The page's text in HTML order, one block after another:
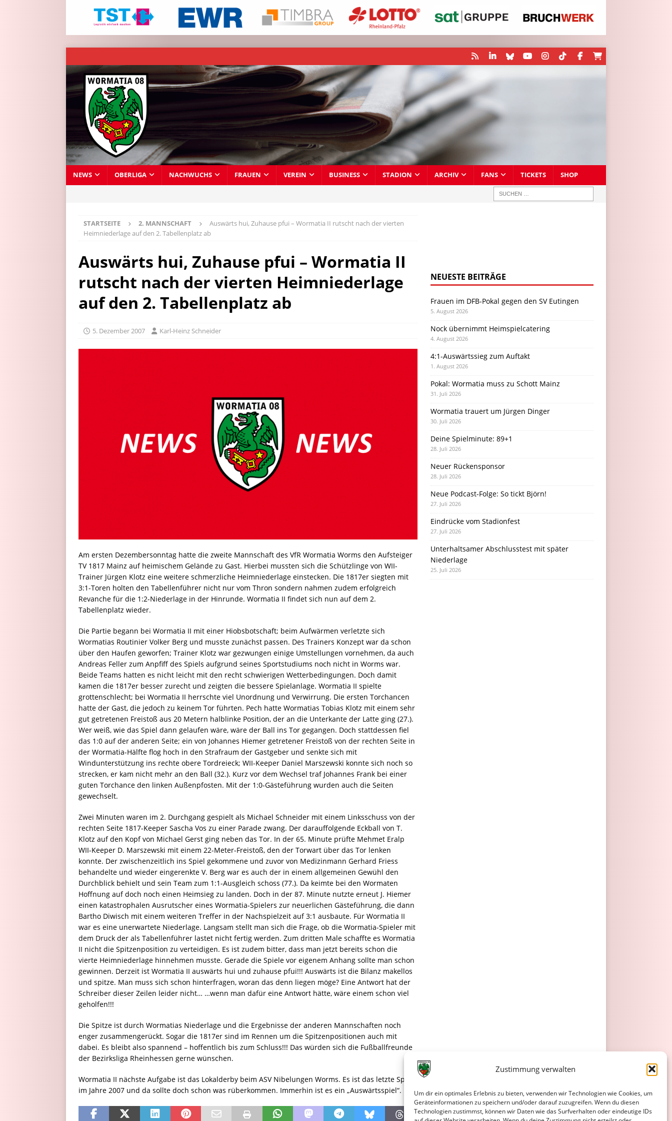
Zustimmung verwalten
Um dir ein optimales Erlebnis zu bieten, verwenden wir Technologien wie Cookies, um
Geräteinformationen zu speichern und/oder darauf zuzugreifen. Wenn du diesen
Technologien zustimmst, können wir Daten wie das Surfverhalten oder eindeutige IDs
NEWS OBERLIGA NACHWUCHS FRAUEN VEREIN BUSINESS STADION ARCHIV FANS TICKETS SHOP
STARTSEITE 2. MANNSCHAFT
Auswärts hui, Zuhause pfui – Wormatia II rutscht nach der vierten
Heimniederlage auf den 2. Tabellenplatz ab
Auswärts hui, Zuhause pfui – Wormatia II
rutscht nach der vierten Heimniederlage
auf den 2. Tabellenplatz ab
5. Dezember 2007 Karl-Heinz Schneider
Am ersten Dezembersonntag hatte die zweite Mannschaft des VfR Wormatia Worms den Aufsteiger
TV 1817 Mainz auf heimischem Gelände zu Gast. Hierbei mussten sich die Schützlinge von WII-
Trainer Jürgen Klotz eine weitere schmerzliche Heimniederlage einstecken. Die 1817er siegten mit
3:1-Toren holten den Tabellenführer nicht nur vom Thron sondern nahmen zudem erfolgreich
Revanche für die 1:2-Niederlage in der Hinrunde. Wormatia II findet sich nun auf dem 2.
Tabellenplatz wieder.
Die Partie begann bei Wormatia II mit einer Hiobsbotschaft; beim Aufwärmen verletzte sich
Wormatias Routinier Volker Berg und musste zunächst passen. Des Trainers Konzept war da schon
über den Haufen geworfen; Trainer Klotz war gezwungen einige Umstellungen vornehmen, da auch
Andreas Feller zum Anpfiff des Spiels aufgrund seines Sportstudiums noch nicht in Worms war.
Beide Teams hatten es nicht leicht mit den recht schwierigen Wetterbedingungen. Doch damit
kamen die 1817er besser zurecht und zeigten die bessere Spielanlage. Wormatia II spielte
grottenschlecht; bei Wormatia II herrschte viel Unordnung und Verwirrung. Die ersten Torchancen
hatte der Gast, die jedoch zu keinem Tor führten. Pech hatte Wormatias Tobias Klotz mit einem sehr
gut getretenen Freistoß aus 20 Metern halblinke Position, der an die Unterkante der Latte ging (27.).
Wer weiß, wie das Spiel dann gelaufen wäre, wäre der Ball ins Tor gegangen. Doch stattdessen fiel
das 1:0 auf der anderen Seite; ein von Johannes Hiemer getretener Freistoß von der rechten Seite in
der Wormatia-Hälfte flog hoch in den Strafraum der Gastgeber und senkte sich mit
Windunterstützung ins rechte obere Tordreieck; WII-Keeper Daniel Marszewski konnte sich noch so
strecken, er kam nicht mehr an den Ball (32.). Kurz vor dem Wechsel traf Johannes Frank bei einer
guten Torchance den linken Außenpfosten. Mit der 1:0-Gästeführung wurden auch die Seiten
gewechselt.
Zwei Minuten waren im 2. Durchgang gespielt als Michael Schneider mit einem Linksschuss von der
rechten Seite 1817-Keeper Sascha Vos zu einer Parade zwang. Der darauffolgende Eckball von T.
Klotz auf den Kopf von Michael Gerst ging neben das Tor. In der 65. Minute prüfte Mehmet Eralp
WII-Keeper D. Marszewski mit einem 22-Meter-Freistoß, den der Torwart über das Tor lenken
konnte. Der zwischenzeitlich ins Spiel gekommene und zuvor von Medizinmann Gerhard Friess
behandelte und wieder eingerenkte V. Berg war es auch der in einem allgemeinen Gewühl den
Durchblick behielt und sein Team zum 1:1-Ausgleich schoss (77.). Da keimte bei den Wormaten
Hoffnung auf doch noch einen Heimsieg zu landen. Doch in der 87. Minute nutzte erneut J. Hiemer
einen katastrophalen Ausrutscher eines Wormatia-Spielers zur neuerlichen Gästeführung, die dann
Bartho Diwisch mit einem weiteren Treffer in der Nachspielzeit auf 3:1 ausbaute. Für Wormatia II
war es eine unerwartete Niederlage. Langsam stellt man sich die Frage, ob die Wormatia-Spieler mit
dem Druck der als Tabellenführer lastet nicht fertig werden. Zum dritten Male schaffte es Wormatia
II nicht die Spitzenposition zu verteidigen. Es ist zudem bitter, dass man jetzt bereits schon die
vierte Heimniederlage hinnehmen musste. Gerade die Spiele vor eigenem Anhang sollte man schon
gewinnen. Derzeit ist Wormatia II auswärts hui und zuhause pfui!!! Auswärts ist die Bilanz makellos
und spitze. Man muss sich schon hinterfragen, woran das denn liegen möge? Eine Antwort hat der
Schreiber dieser Zeilen leider nicht… …wenn man dafür eine Antwort hätte, wäre einem schon viel
geholfen!!!
Die Spitze ist durch Wormatias Niederlage und die Ergebnisse der anderen Mannschaften noch
enger zusammengerückt. Sogar die 1817er sind im Rennen um die Spitzenpositionen auch mit
dabei. Es bleibt also spannend – hoffentlich bis zum Schluss!!! Das würden sich die Fußballfreunde
der Bezirksliga Rheinhessen gerne wünschen.
Wormatia II nächste Aufgabe ist das Lokalderby beim ASV Nibelungen Worms. Es ist das letzte Spiel
im Jahre 2007 und da sollte doch schon was rüberkommen. Immerhin ist es ein „Auswärtsspiel“.
NEUESTE BEITRÄGE
Frauen im DFB-Pokal gegen den SV Eutingen
5. August 2026
Nock übernimmt Heimspielcatering
4. August 2026
4:1-Auswärtssieg zum Auftakt
1. August 2026
Pokal: Wormatia muss zu Schott Mainz
31. Juli 2026
Wormatia trauert um Jürgen Dinger
30. Juli 2026
Deine Spielminute: 89+1
28. Juli 2026
Neuer Rückensponsor
28. Juli 2026
Neue Podcast-Folge: So tickt Björn!
27. Juli 2026
Eindrücke vom Stadionfest
27. Juli 2026
Unterhaltsamer Abschlusstest mit später
Niederlage
25. Juli 2026